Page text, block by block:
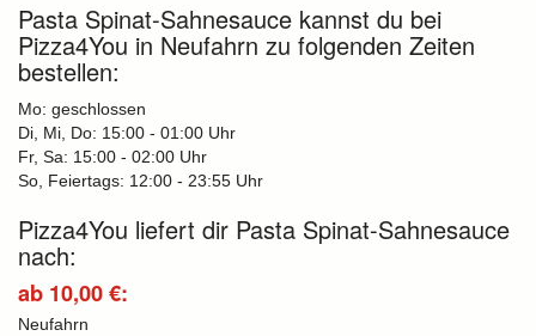
Pasta Spinat-Sahnesauce kannst du bei
Pizza4You in Neufahrn zu folgenden Zeiten
bestellen:
Mo: geschlossen
Di, Mi, Do: 15:00 - 01:00 Uhr
Fr, Sa: 15:00 - 02:00 Uhr
So, Feiertags: 12:00 - 23:55 Uhr
Pizza4You liefert dir Pasta Spinat-Sahnesauce
nach:
ab 10,00 €:
Neufahrn